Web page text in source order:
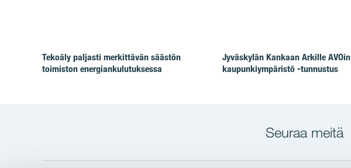
Tekoäly paljasti merkittävän säästön
toimiston energiankulutuksessa
Jyväskylän Kankaan Arkille AVOin
kaupunkiympäristö -tunnustus
Seuraa meitä